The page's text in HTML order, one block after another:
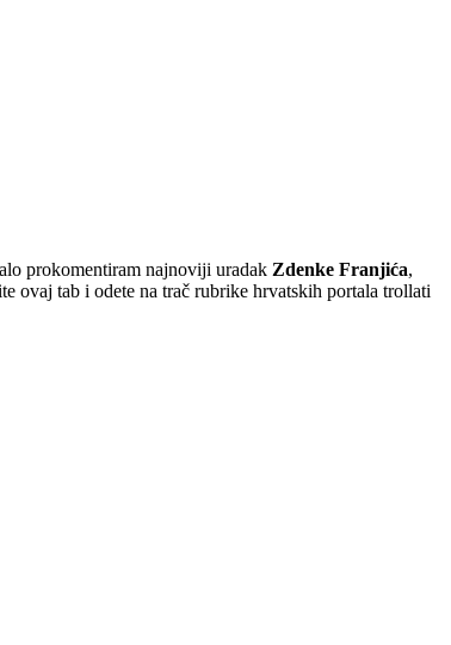
prokomentiram najnoviji uradak Zdenke Franjića,
ovaj tab i odete na trač rubrike hrvatskih portala trollati